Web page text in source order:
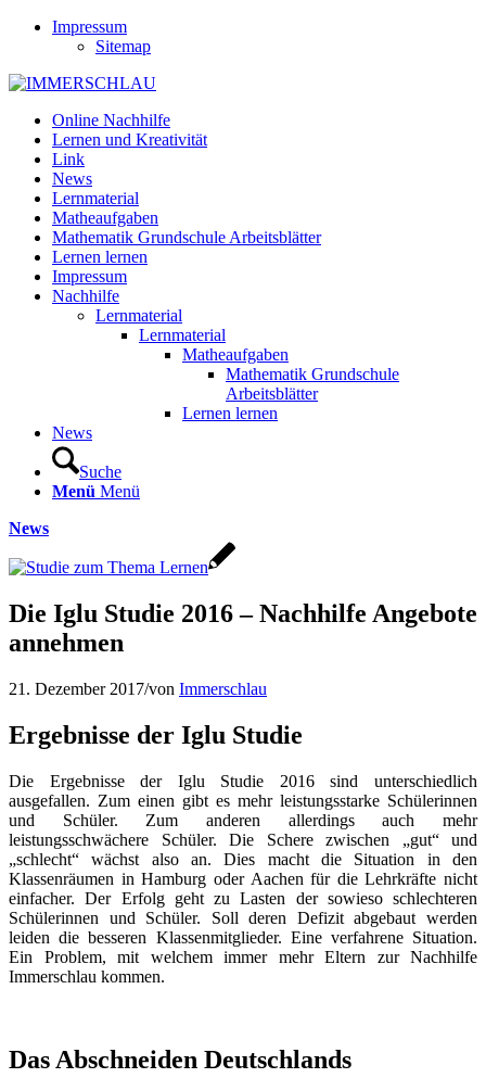
Impressum
Sitemap
Online Nachhilfe
Lernen und Kreativität
Link
News
Lernmaterial
Matheaufgaben
Mathematik Grundschule Arbeitsblätter
Lernen lernen
Impressum
Nachhilfe
Lernmaterial
Lernmaterial
Matheaufgaben
Mathematik Grundschule
Arbeitsblätter
Lernen lernen
News
Suche
Menü Menü
News
Die Iglu Studie 2016 – Nachhilfe Angebote
annehmen
21. Dezember 2017/von Immerschlau
Ergebnisse der Iglu Studie
Die Ergebnisse der Iglu Studie 2016 sind unterschiedlich
ausgefallen. Zum einen gibt es mehr leistungsstarke Schülerinnen
und Schüler. Zum anderen allerdings auch mehr
leistungsschwächere Schüler. Die Schere zwischen „gut“ und
„schlecht“ wächst also an. Dies macht die Situation in den
Klassenräumen in Hamburg oder Aachen für die Lehrkräfte nicht
einfacher. Der Erfolg geht zu Lasten der sowieso schlechteren
Schülerinnen und Schüler. Soll deren Defizit abgebaut werden
leiden die besseren Klassenmitglieder. Eine verfahrene Situation.
Ein Problem, mit welchem immer mehr Eltern zur Nachhilfe
Immerschlau kommen.
Das Abschneiden Deutschlands